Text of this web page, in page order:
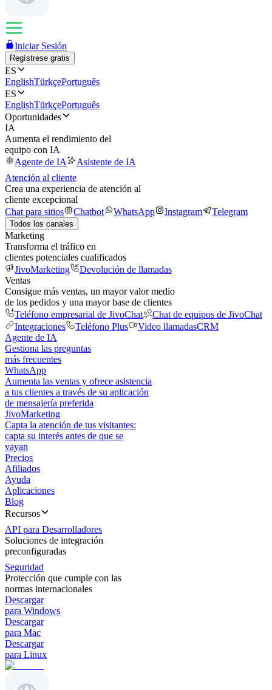
Iniciar Sesión
Regístrese gratis
ES
EnglishTürkçePortuguês
ES
EnglishTürkçePortuguês
Oportunidades
IA
Aumenta el rendimiento del
equipo con IA
Agente de IA
Asistente de IA
Atención al cliente
Crea una experiencia de atención al
cliente excepcional
Chat para sitios
Chatbot WhatsApp Instagram Telegram
Todos los canales
Marketing
Transforma el tráfico en
clientes potenciales cualificados
JivoMarketing
Devolución de llamadas
Ventas
Consigue más ventas, un mayor valor medio
de los pedidos y una mayor base de clientes
Teléfono empresarial de JivoChat
Chat de equipos de JivoChat
Integraciones
Teléfono Plus Video llamadasCRM
Agente de IA
Gestiona las preguntas
más frecuentes
WhatsApp
Aumenta las ventas y ofrece asistencia
a tus clientes a través de su aplicación
de mensajería preferida
JivoMarketing
Capta la atención de tus visitantes:
capta su interés antes de que se
vayan
Precios
Afiliados
Ayuda
Aplicaciones
Blog
Recursos
API para Desarrolladores
Soluciones de integración
preconfiguradas
Seguridad
Protección que cumple con las
normas internacionales
Descargar
para Windows
Descargar
para Mac
Descargar
para Linux